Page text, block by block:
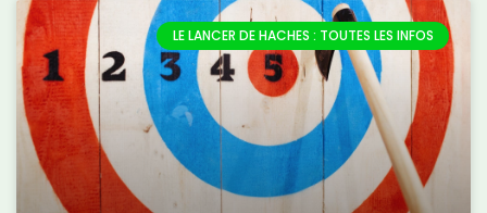
LE LANCER DE HACHES : TOUTES LES INFOS